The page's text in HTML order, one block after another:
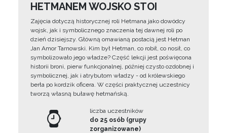
HETMANEM WOJSKO STOI
Zajęcia dotyczą historycznej roli Hetmana jako dowódcy
wojsk, jak i symbolicznego znaczenia tej dawnej roli po
dzień dzisiejszy. Główną omawianą postacią jest Hetman
Jan Amor Tarnowski. Kim był Hetman, co robił, co nosił, co
symbolizowało jego władze? Część lekcji jest poświęcona
historii broni, pierw funkcjonalnej, później czysto ozdobnej i
symbolicznej, jak i atrybutom władzy - od królewskiego
berła po kordzik oficera. W części praktycznej uczestnicy
tworzą własną buławę hetmańską.
liczba uczestników
do 25 osób (grupy
zorganizowane)